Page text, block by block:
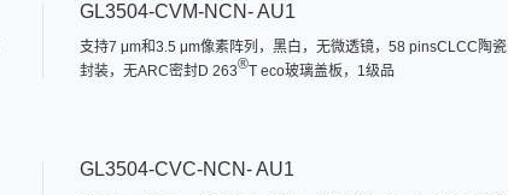
GL3504-CVM-NCN- AU1
支持7 μm和3.5 μm像素阵列，黑白，无微透镜，58 pinsCLCC陶瓷
封装，无ARC密封D 263®T eco玻璃盖板，1级品
GL3504-CVC-NCN- AU1